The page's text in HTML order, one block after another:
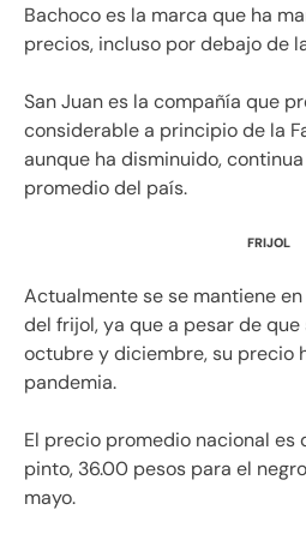
Bachoco es la marca que ha
precios, incluso por debajo de
San Juan es la compañía que
considerable a principio de la
aunque ha disminuido,
promedio del país.
FRIJOL
Actualmente se se mantiene
del frijol, ya que a pesar de
octubre y diciembre, su precio
pandemia.
El precio promedio nacional es
pinto, 36.00 pesos para el
mayo.